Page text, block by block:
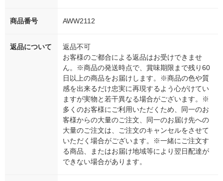
商品番号 AWW2112
返品について
返品不可
お客様のご都合による返品はお受けできませ
ん。※商品の発送時点で、賞味期限まで残り60
日以上の商品をお届けします。※商品の色や質
感を出来るだけ忠実に再現するよう心がけてい
ますが実物と若干異なる場合がございます。※
多くのお客様にご利用いただくため、同一のお
客様からの大量のご注文、同一のお届け先への
大量のご注文は、ご注文のキャンセルをさせて
いただく場合がございます。※一緒にご注文す
る商品、またはお届け地域等により翌日配達が
できない場合があります。